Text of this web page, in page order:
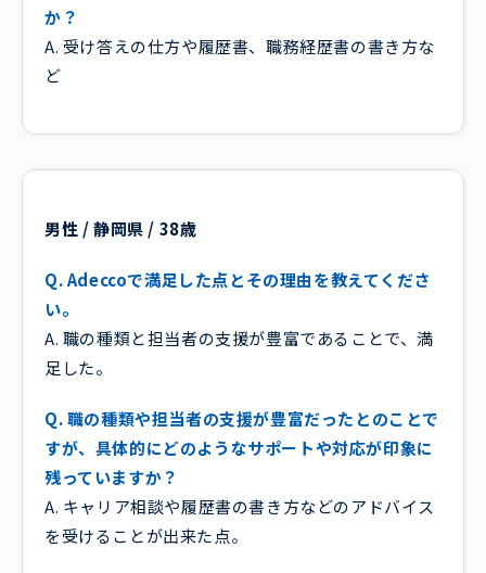
か？
A. 受け答えの仕方や履歴書、職務経歴書の書き方な
ど
男性 / 静岡県 / 38歳
Q. Adeccoで満足した点とその理由を教えてくださ
い。
A. 職の種類と担当者の支援が豊富であることで、満
足した。
Q. 職の種類や担当者の支援が豊富だったとのことで
すが、具体的にどのようなサポートや対応が印象に
残っていますか？
A. キャリア相談や履歴書の書き方などのアドバイス
を受けることが出来た点。